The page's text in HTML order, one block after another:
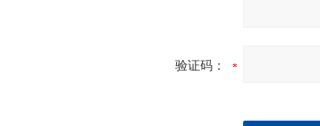
验证码：